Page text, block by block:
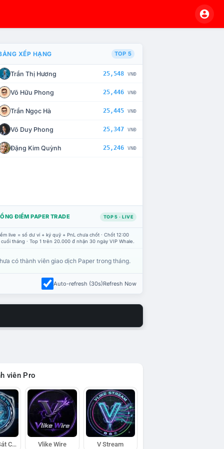
CHẾ TÀI XỬ LÝ VI PHẠM
XẾP HẠNG TOP 5
Trần Thị Hương 25,548 VNĐ
Võ Hữu Phong 25,446 VNĐ
Trần Ngọc Hà 25,445 VNĐ
Võ Duy Phong 25,347 VNĐ
Đặng Kim Quỳnh 25,246 VNĐ
ĐIỂM PAPER TRADE TOP 5 · LIVE
live = số dư ví + ký quỹ + PnL chưa chốt · Chốt 12:00
tháng · Top 1 trên 20.000 đ nhận 30 ngày VIP Whale.
có thành viên giao dịch Paper trong tháng.
Auto-refresh (30s)Refresh Now
viên Pro
Đội Trinh Sát Cá Voi Vlike Wire V Stream